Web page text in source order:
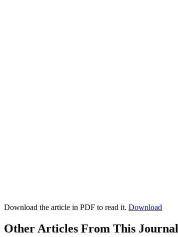
Download the article in PDF to read it. Download
Other Articles From This Journal